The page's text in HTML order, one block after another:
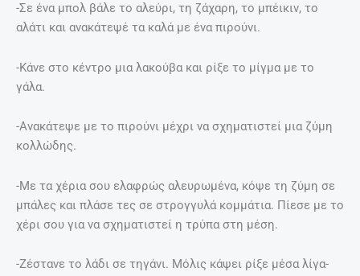
-Σε ένα μπολ βάλε το αλεύρι, τη ζάχαρη, το μπέικιν, το
αλάτι και ανακάτεψέ τα καλά με ένα πιρούνι.
-Κάνε στο κέντρο μια λακούβα και ρίξε το μίγμα με το
γάλα.
-Ανακάτεψε με το πιρούνι μέχρι να σχηματιστεί μια ζύμη
κολλώδης.
-Με τα χέρια σου ελαφρώς αλευρωμένα, κόψε τη ζύμη σε
μπάλες και πλάσε τες σε στρογγυλά κομμάτια. Πίεσε με το
χέρι σου για να σχηματιστεί η τρύπα στη μέση.
-Ζέστανε το λάδι σε τηγάνι. Μόλις κάψει ρίξε μέσα λίγα-